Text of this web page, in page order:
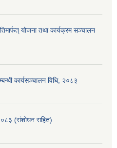
योजना तथा कार्यक्रम सञ्चालन
कार्यसञ्चालन विधि, २०८३
२०८३ (संशोधन सहित)